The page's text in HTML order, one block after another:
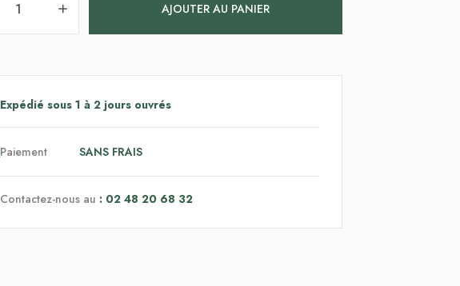
AJOUTER AU PANIER
Expédié sous 1 à 2 jours ouvrés
Paiement SANS FRAIS
Contactez-nous au : 02 48 20 68 32